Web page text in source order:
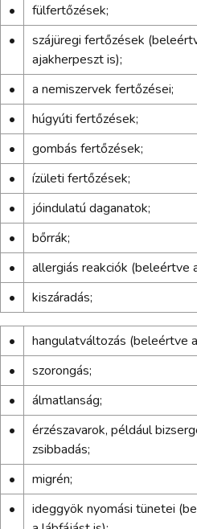
•
fülfertőzések;
•
szájüregi fertőzések
ajakherpeszt is);
•
a nemiszervek fertőzései;
•
húgyúti fertőzések;
•
gombás fertőzések;
•
ízületi fertőzések;
•
jóindulatú daganatok;
•
bőrrák;
•
allergiás reakciók (beleértve
•
kiszáradás;
•
hangulatváltozás (beleértve
•
szorongás;
•
álmatlanság;
•
érzészavarok, például
zsibbadás;
•
migrén;
•
ideggyök nyomási tünetei